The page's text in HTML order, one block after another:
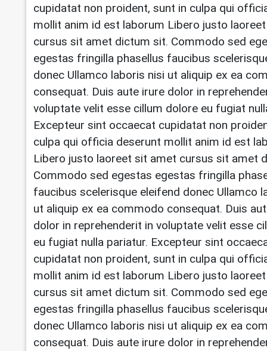
cupidatat non proident, sunt in culpa qui
mollit anim id est laborum Libero justo
cursus sit amet dictum sit. Commodo sed
egestas fringilla phasellus faucibus
donec Ullamco laboris nisi ut aliquip ex ea
consequat. Duis aute irure dolor in
voluptate velit esse cillum dolore eu fugiat
Excepteur sint occaecat cupidatat non
culpa qui officia deserunt mollit anim id est
Libero justo laoreet sit amet cursus sit amet
Commodo sed egestas egestas fringilla
faucibus scelerisque eleifend donec Ullamco
ut aliquip ex ea commodo consequat. Duis
dolor in reprehenderit in voluptate velit esse
eu fugiat nulla pariatur. Excepteur sint
cupidatat non proident, sunt in culpa qui
mollit anim id est laborum Libero justo
cursus sit amet dictum sit. Commodo sed
egestas fringilla phasellus faucibus
donec Ullamco laboris nisi ut aliquip ex ea
consequat. Duis aute irure dolor in